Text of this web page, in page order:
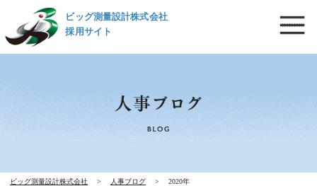
ビッグ測量設計株式会社
採用サイト
ビッグ測量設計株式会社 > 人事ブログ > 2020年